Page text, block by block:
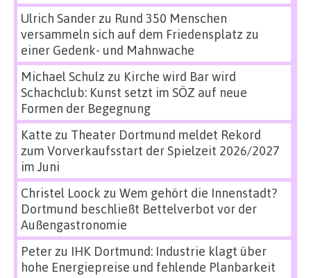
Ulrich Sanderzu Rund 350 Menschen
versammeln sich auf dem Friedensplatz zu
einer Gedenk- und Mahnwache
Michael Schulz zu Kirche wird Bar wird
Schachclub: Kunst setzt im SÖZ auf neue
Formen der Begegnung
Katte zu Theater Dortmund meldet Rekord
zum Vorverkaufsstart der Spielzeit 2026/2027
im Juni
Christel Loock zu Wem gehört die Innenstadt?
Dortmund beschließt Bettelverbot vor der
Außengastronomie
Peterzu IHK Dortmund: Industrie klagt über
hohe Energiepreise und fehlende Planbarkeit